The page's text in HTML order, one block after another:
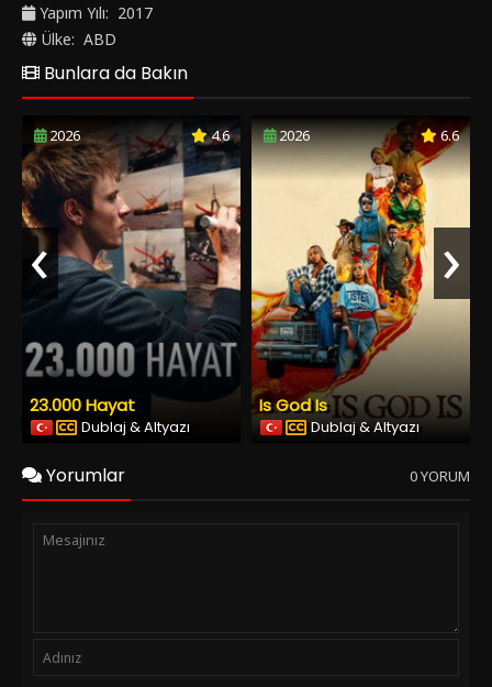
Yapım Yılı: 2017
Ülke: ABD
Bunlara da Bakın
2026 4.6
23.000 Hayat
Dublaj & Altyazı
2026 6.6
Is God Is
Dublaj & Altyazı
‹ ›
Yorumlar 0 YORUM